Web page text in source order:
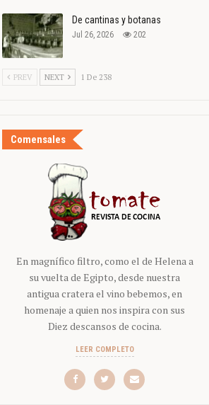
De cantinas y botanas
Jul 26, 2026 202
PREV NEXT 1 De 238
Comensales
En magnífico filtro, como el de Helena a
su vuelta de Egipto, desde nuestra
antigua cratera el vino bebemos, en
homenaje a quien nos inspira con sus
Diez descansos de cocina.
LEER COMPLETO